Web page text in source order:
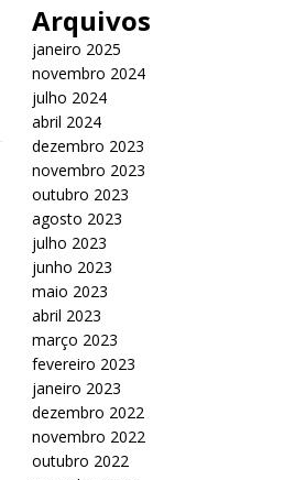
Arquivos
janeiro 2025
novembro 2024
julho 2024
abril 2024
dezembro 2023
novembro 2023
outubro 2023
agosto 2023
julho 2023
junho 2023
maio 2023
abril 2023
março 2023
fevereiro 2023
janeiro 2023
dezembro 2022
novembro 2022
outubro 2022